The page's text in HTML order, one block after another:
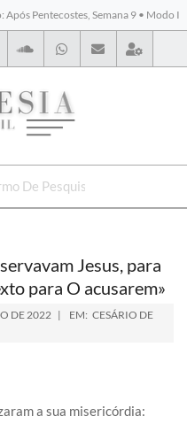
Pentecostes, Semana 9 • Modo I
Jesus, para
para O acusarem»
DE 2022 EM: CESÁRIO DE
a sua misericórdia: